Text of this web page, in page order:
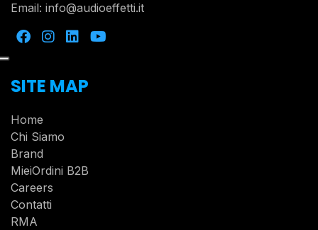
Email: info@audioeffetti.it
SITE MAP
Home
Chi Siamo
Brand
MieiOrdini B2B
Careers
Contatti
RMA